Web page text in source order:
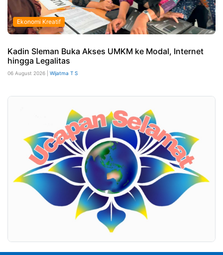
Ekonomi Kreatif
Kadin Sleman Buka Akses UMKM ke Modal, Internet
hingga Legalitas
06 August 2026 | Wijatma T S